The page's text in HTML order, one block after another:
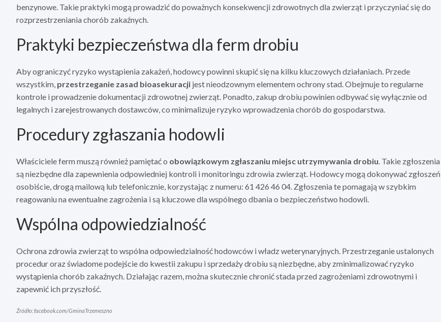
benzynowe. Takie praktyki mogą prowadzić do poważnych konsekwencji zdrowotnych dla zwierząt i przyczyniać się do
rozprzestrzeniania chorób zakaźnych.
Praktyki bezpieczeństwa dla ferm drobiu
Aby ograniczyć ryzyko wystąpienia zakażeń, hodowcy powinni skupić się na kilku kluczowych działaniach. Przede
wszystkim, przestrzeganie zasad bioasekuracji jest nieodzownym elementem ochrony stad. Obejmuje to regularne
kontrole i prowadzenie dokumentacji zdrowotnej zwierząt. Ponadto, zakup drobiu powinien odbywać się wyłącznie od
legalnych i zarejestrowanych dostawców, co minimalizuje ryzyko wprowadzenia chorób do gospodarstwa.
Procedury zgłaszania hodowli
Właściciele ferm muszą również pamiętać o obowiązkowym zgłaszaniu miejsc utrzymywania drobiu. Takie zgłoszenia
są niezbędne dla zapewnienia odpowiedniej kontroli i monitoringu zdrowia zwierząt. Hodowcy mogą dokonywać zgłoszeń
osobiście, drogą mailową lub telefonicznie, korzystając z numeru: 61 426 46 04. Zgłoszenia te pomagają w szybkim
reagowaniu na ewentualne zagrożenia i są kluczowe dla wspólnego dbania o bezpieczeństwo hodowli.
Wspólna odpowiedzialność
Ochrona zdrowia zwierząt to wspólna odpowiedzialność hodowców i władz weterynaryjnych. Przestrzeganie ustalonych
procedur oraz świadome podejście do kwestii zakupu i sprzedaży drobiu są niezbędne, aby zminimalizować ryzyko
wystąpienia chorób zakaźnych. Działając razem, można skutecznie chronić stada przed zagrożeniami zdrowotnymi i
zapewnić ich przyszłość.
Źródło: facebook.com/GminaTrzemeszno